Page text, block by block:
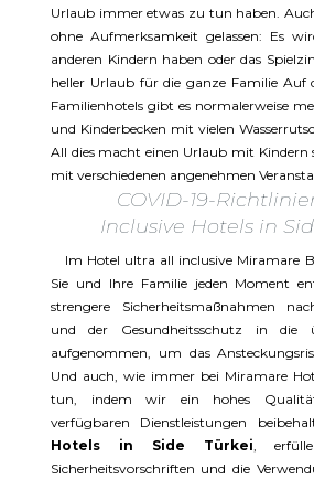
Urlaub immer etwas zu tun haben.
ohne Aufmerksamkeit gelassen: Es
anderen Kindern haben oder das
heller Urlaub für die ganze Familie Auf
Familienhotels gibt es normalerweise
und Kinderbecken mit vielen
All dies macht einen Urlaub mit Kindern
mit verschiedenen angenehmen
COVID-19-
Inclusive Hotels in
Im Hotel ultra all inclusive Miramare
Sie und Ihre Familie jeden Moment
strengere Sicherheitsmaßnahmen
und der Gesundheitsschutz in die
aufgenommen, um das
Und auch, wie immer bei Miramare
tun, indem wir ein hohes
verfügbaren Dienstleistungen
Hotels in Side Türkei,
Sicherheitsvorschriften und die